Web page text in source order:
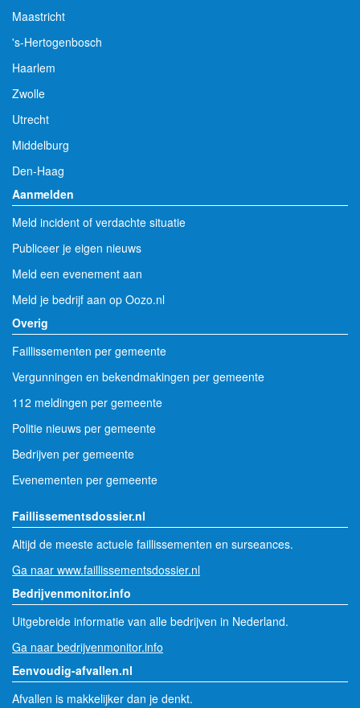
Maastricht
's-Hertogenbosch
Haarlem
Zwolle
Utrecht
Middelburg
Den-Haag
Aanmelden
Meld incident of verdachte situatie
Publiceer je eigen nieuws
Meld een evenement aan
Meld je bedrijf aan op Oozo.nl
Overig
Faillissementen per gemeente
Vergunningen en bekendmakingen per gemeente
112 meldingen per gemeente
Politie nieuws per gemeente
Bedrijven per gemeente
Evenementen per gemeente
Faillissementsdossier.nl
Altijd de meeste actuele faillissementen en surseances.
Ga naar www.faillissementsdossier.nl
Bedrijvenmonitor.info
Uitgebreide informatie van alle bedrijven in Nederland.
Ga naar bedrijvenmonitor.info
Eenvoudig-afvallen.nl
Afvallen is makkelijker dan je denkt.